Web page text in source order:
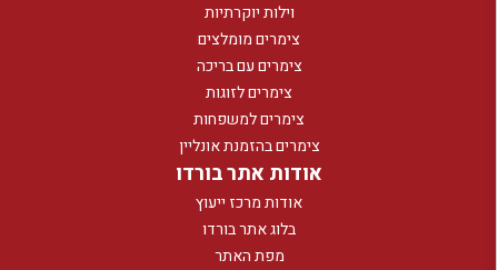
וילות יוקרתיות
צימרים מומלצים
צימרים עם בריכה
צימרים לזוגות
צימרים למשפחות
צימרים בהזמנת אונליין
אודות אתר בורדו
אודות מרכז ייעוץ
בלוג אתר בורדו
מפת האתר